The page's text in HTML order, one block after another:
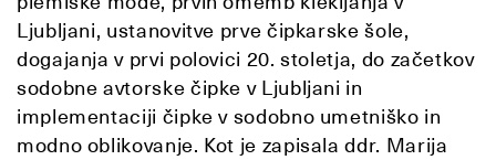
Ljubljani, ustanovitve prve čipkarske šole,
dogajanja v prvi polovici 20. stoletja, do začetkov
sodobne avtorske čipke v Ljubljani in
implementaciji čipke v sodobno umetniško in
modno oblikovanje. Kot je zapisala ddr. Marija